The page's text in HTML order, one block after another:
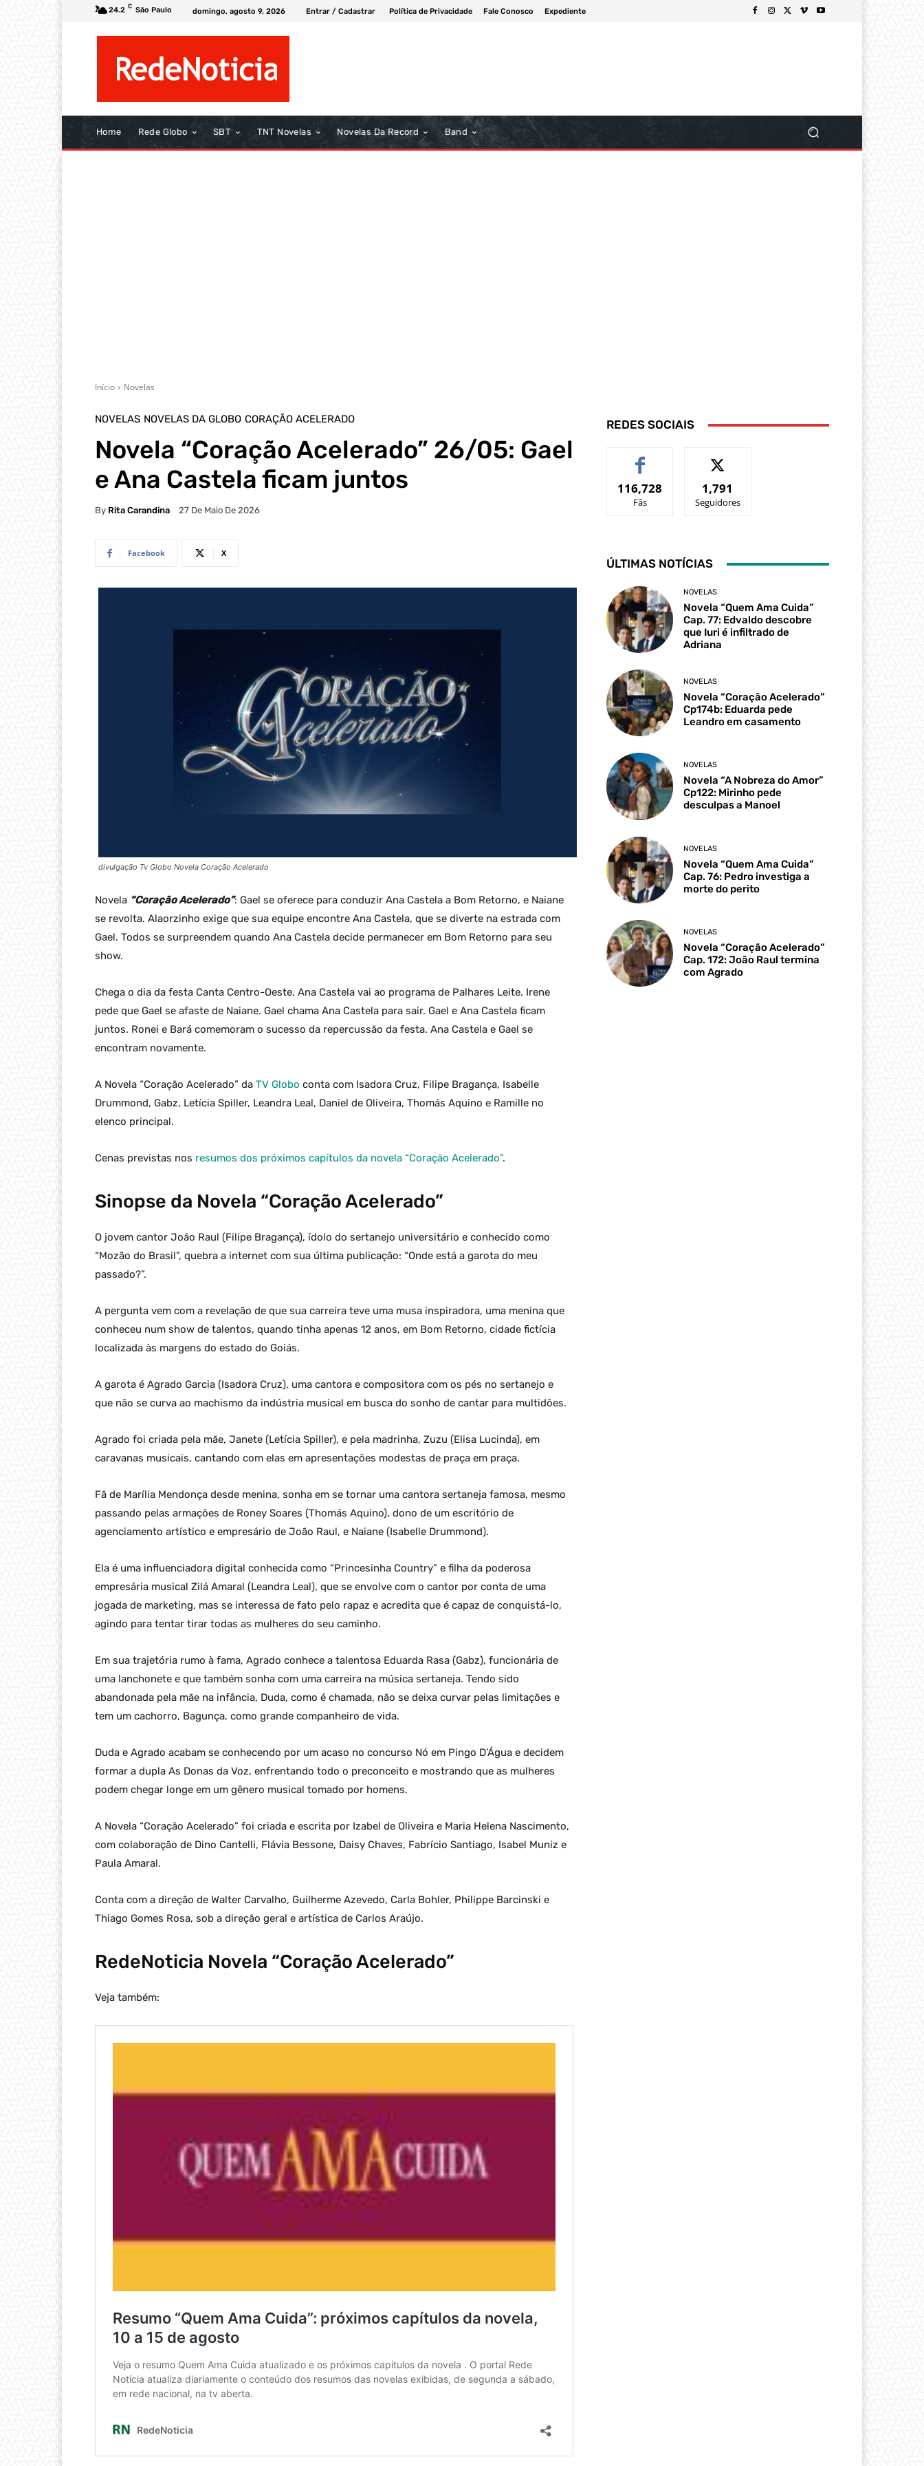
24.2 C São Paulo domingo, agosto 9, 2026 Entrar / Cadastrar Política de Privacidade Fale Conosco Expediente
Home Rede Globo SBT TNT Novelas Novelas Da Record Band
Início Novelas
NOVELAS NOVELAS DA GLOBO CORAÇÃO ACELERADO
Novela “Coração Acelerado” 26/05: Gael
e Ana Castela ficam juntos
By Rita Carandina 27 De Maio De 2026
Facebook X
divulgação Tv Globo Novela Coração Acelerado
Novela “Coração Acelerado”: Gael se oferece para conduzir Ana Castela a Bom Retorno, e Naiane
se revolta. Alaorzinho exige que sua equipe encontre Ana Castela, que se diverte na estrada com
Gael. Todos se surpreendem quando Ana Castela decide permanecer em Bom Retorno para seu
show.
Chega o dia da festa Canta Centro-Oeste. Ana Castela vai ao programa de Palhares Leite. Irene
pede que Gael se afaste de Naiane. Gael chama Ana Castela para sair. Gael e Ana Castela ficam
juntos. Ronei e Bará comemoram o sucesso da repercussão da festa. Ana Castela e Gael se
encontram novamente.
A Novela “Coração Acelerado” da TV Globo conta com Isadora Cruz, Filipe Bragança, Isabelle
Drummond, Gabz, Letícia Spiller, Leandra Leal, Daniel de Oliveira, Thomás Aquino e Ramille no
elenco principal.
Cenas previstas nos resumos dos próximos capítulos da novela “Coração Acelerado”.
Sinopse da Novela “Coração Acelerado”
O jovem cantor João Raul (Filipe Bragança), ídolo do sertanejo universitário e conhecido como
“Mozão do Brasil”, quebra a internet com sua última publicação: “Onde está a garota do meu
passado?”.
A pergunta vem com a revelação de que sua carreira teve uma musa inspiradora, uma menina que
conheceu num show de talentos, quando tinha apenas 12 anos, em Bom Retorno, cidade fictícia
localizada às margens do estado do Goiás.
A garota é Agrado Garcia (Isadora Cruz), uma cantora e compositora com os pés no sertanejo e
que não se curva ao machismo da indústria musical em busca do sonho de cantar para multidões.
Agrado foi criada pela mãe, Janete (Letícia Spiller), e pela madrinha, Zuzu (Elisa Lucinda), em
caravanas musicais, cantando com elas em apresentações modestas de praça em praça.
Fã de Marília Mendonça desde menina, sonha em se tornar uma cantora sertaneja famosa, mesmo
passando pelas armações de Roney Soares (Thomás Aquino), dono de um escritório de
agenciamento artístico e empresário de João Raul, e Naiane (Isabelle Drummond).
Ela é uma influenciadora digital conhecida como “Princesinha Country” e filha da poderosa
empresária musical Zilá Amaral (Leandra Leal), que se envolve com o cantor por conta de uma
jogada de marketing, mas se interessa de fato pelo rapaz e acredita que é capaz de conquistá-lo,
agindo para tentar tirar todas as mulheres do seu caminho.
Em sua trajetória rumo à fama, Agrado conhece a talentosa Eduarda Rasa (Gabz), funcionária de
uma lanchonete e que também sonha com uma carreira na música sertaneja. Tendo sido
abandonada pela mãe na infância, Duda, como é chamada, não se deixa curvar pelas limitações e
tem um cachorro, Bagunça, como grande companheiro de vida.
Duda e Agrado acabam se conhecendo por um acaso no concurso Nó em Pingo D’Água e decidem
formar a dupla As Donas da Voz, enfrentando todo o preconceito e mostrando que as mulheres
podem chegar longe em um gênero musical tomado por homens.
A Novela “Coração Acelerado” foi criada e escrita por Izabel de Oliveira e Maria Helena Nascimento,
com colaboração de Dino Cantelli, Flávia Bessone, Daisy Chaves, Fabrício Santiago, Isabel Muniz e
Paula Amaral.
Conta com a direção de Walter Carvalho, Guilherme Azevedo, Carla Bohler, Philippe Barcinski e
Thiago Gomes Rosa, sob a direção geral e artística de Carlos Araújo.
RedeNoticia Novela “Coração Acelerado”
Veja também:
REDES SOCIAIS
116,728
Fãs
1,791
Seguidores
ÚLTIMAS NOTÍCIAS
NOVELAS
Novela “Quem Ama Cuida”
Cap. 77: Edvaldo descobre
que Iuri é infiltrado de
Adriana
NOVELAS
Novela “Coração Acelerado”
Cp174b: Eduarda pede
Leandro em casamento
NOVELAS
Novela “A Nobreza do Amor”
Cp122: Mirinho pede
desculpas a Manoel
NOVELAS
Novela “Quem Ama Cuida”
Cap. 76: Pedro investiga a
morte do perito
NOVELAS
Novela “Coração Acelerado”
Cap. 172: João Raul termina
com Agrado